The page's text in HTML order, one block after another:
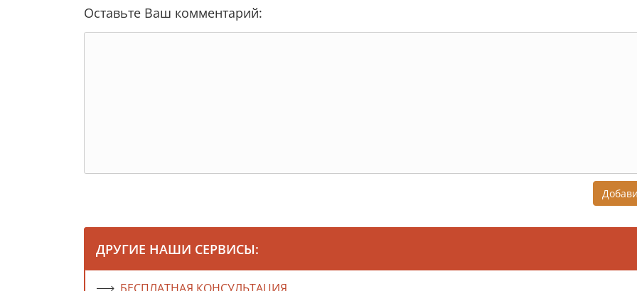
Оставьте Ваш комментарий:
ДРУГИЕ НАШИ СЕРВИСЫ: